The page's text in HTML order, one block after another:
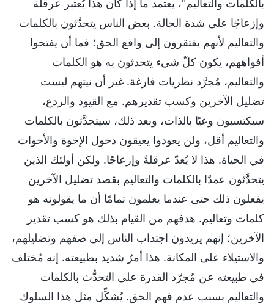
بالكلمات والتعاليم"، يعتمد ما إذا كان هذا يُعتبر عرقلة
وإزعاجًا على شدة الحالة. بعض الناس يتحدَّثون بالكلمات
والتعاليم لأنهم يفتقرون إلى واقع الحق؛ فما أن يفتحوا
أفواههم، يكون كلّ شيء يتحدثون به هو الكلمات
والتعاليم، مُجرَّد نظريات فارغة. غير أن نيتهم ليست
تضليل الآخرين وكسب تقديرهم. مع القيود والردع،
سيكتسبون وعيًا بالذات، وبعد ذلك، سيتحدَّثون بالكلمات
والتعاليم أقل، ولن يعودوا يعيقون دخول الإخوة والأخوات
في الحياة. هذا لا يُعدّ عرقلةً وإزعاجًا. ولكن أولئك الذين
يتحدَّثون عمدًا بالكلمات والتعاليم بقصد تضليل الآخرين
يفعلون ذلك حتى عندما يعلمون تمامًا أن ما يقولونه هو
كلمات وتعاليم. هدفهم من القيام بذلك هو كسب تقدير
الآخرين؛ إنهم يريدون اجتذاب الناس إلى صفهم وتضليلهم،
والاستيلاء على المكانة. هذا أمرٌ شديد بطبيعته. إنه مُختلف
في طبيعته عن مُجرّد القدرة على التحدُّث بالكلمات
والتعاليم بسبب عدم فهم الحق. يُشكِّل مثل هذا السلوك